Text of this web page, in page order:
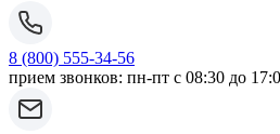
8 (800) 555-34-56
прием звонков: пн-пт с 08:30 до